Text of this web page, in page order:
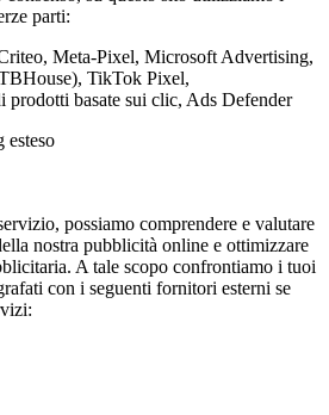
parti:
Meta-Pixel, Microsoft Advertising,
TikTok Pixel,
prodotti basate sui clic, Ads Defender
esteso
possiamo comprendere e valutare
nostra pubblicità online e ottimizzare
A tale scopo confrontiamo i tuoi
con i seguenti fornitori esterni se